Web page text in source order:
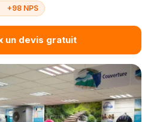
+98 NPS
un devis gratuit